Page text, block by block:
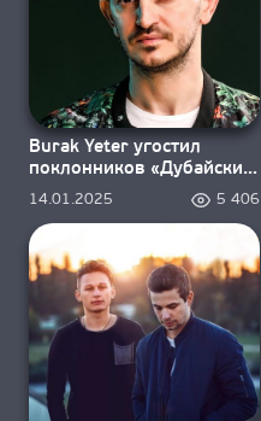
Burak Yeter угостил
поклонников «Дубайским
шоколадом»
14.01.2025 5 406